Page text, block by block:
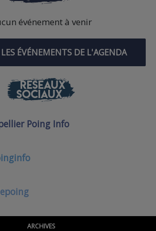
événement à venir
ÉVÉNEMENTS DE L'AGENDA
RÉSEAUX
SOCIAUX
Poing Info
ARCHIVES